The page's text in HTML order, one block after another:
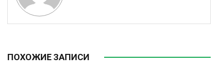
ПОХОЖИЕ ЗАПИСИ